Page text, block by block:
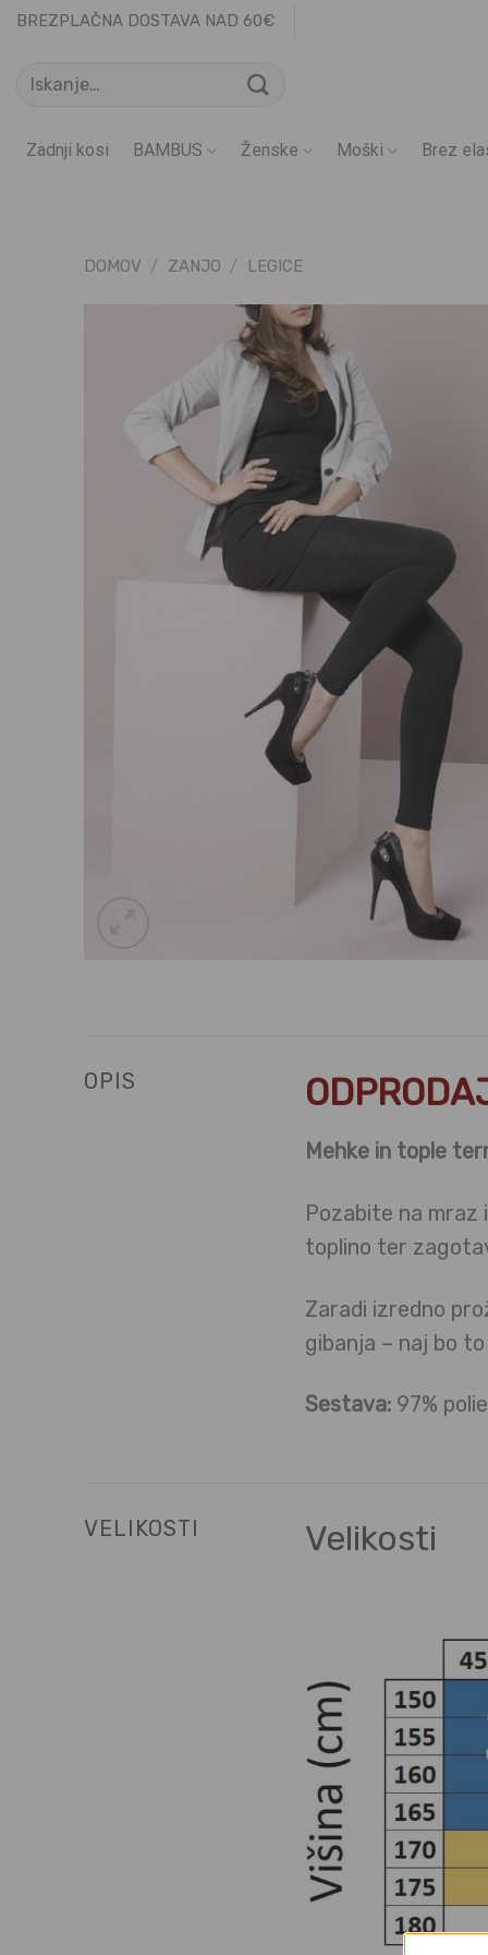
Skoči
vsebino
BREZPLAČNA DOSTAVA NAD 60€
Išči:
Zadnji kosi BAMBUS Ženske Moški Brez
DOMOV / ZANJO / LEGICE
OPIS
Mehke in tople
Pozabite na mraz
toplino ter
Zaradi izredno
gibanja – naj bo
Sestava: 97%
VELIKOSTI Velikosti